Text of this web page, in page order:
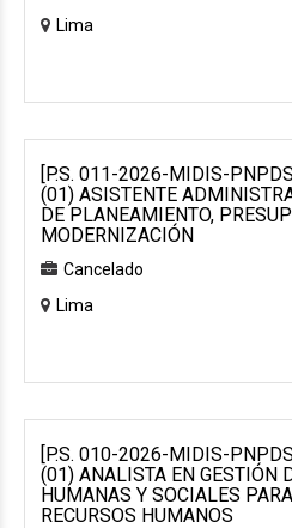
Lima
[P.S. 011-2026-MIDIS-
(01) ASISTENTE
DE PLANEAMIENTO,
MODERNIZACIÓN
Cancelado
Lima
[P.S. 010-2026-MIDIS-
(01) ANALISTA EN GESTIÓN
HUMANAS Y SOCIALES
RECURSOS HUMANOS